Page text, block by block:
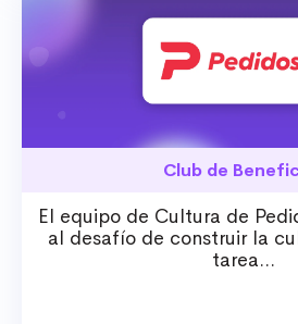
Club de
El equipo de Cultura de
al desafío de construir la
tarea...